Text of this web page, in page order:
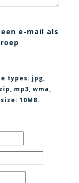
e-mail als
types: jpg,
mp3, wma,
10MB.